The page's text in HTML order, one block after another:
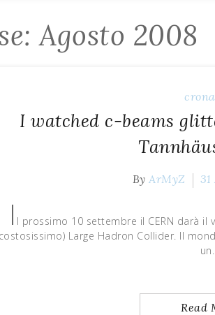
Agosto 2008
I watched c-beams
ByArMyZ
I l prossimo 10 settembre il CERN darà il
Large Hadron Collider. Il
Read